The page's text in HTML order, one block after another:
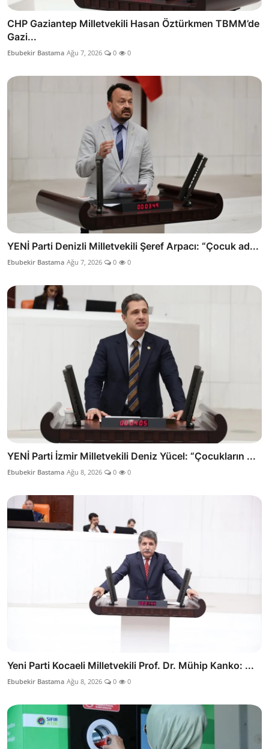
CHP Gaziantep Milletvekili Hasan Öztürkmen TBMM’de
Gazi...
Ebubekir Bastama Ağu 7, 2026 0 0
YENİ Parti Denizli Milletvekili Şeref Arpacı: “Çocuk ad...
Ebubekir Bastama Ağu 7, 2026 0 0
YENİ Parti İzmir Milletvekili Deniz Yücel: “Çocukların ...
Ebubekir Bastama Ağu 8, 2026 0 0
Yeni Parti Kocaeli Milletvekili Prof. Dr. Mühip Kanko: ...
Ebubekir Bastama Ağu 8, 2026 0 0